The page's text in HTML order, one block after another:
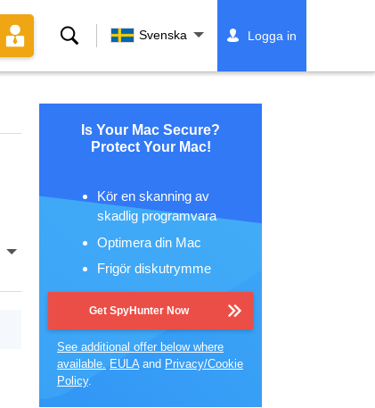
Sök Svenska Logga in
Is Your Mac Secure?
Protect Your Mac!
Kör en skanning av
skadlig programvara
Optimera din Mac
Frigör diskutrymme
Get SpyHunter Now
See additional offer below where
available. EULAand Privacy/Cookie
Policy.